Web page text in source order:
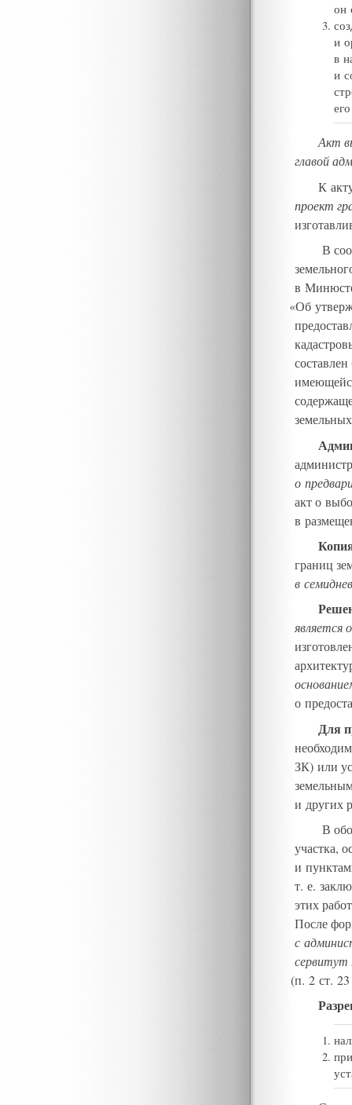
он
и
в
и
Акт
главой
К
проект
В
в
«Об
о
акт о
в
границ
в
является
о
Для
ЗК) или
и других
В
участка,
и
т. е.
этих работ
После
с
сервитут
(п. 2 ст.